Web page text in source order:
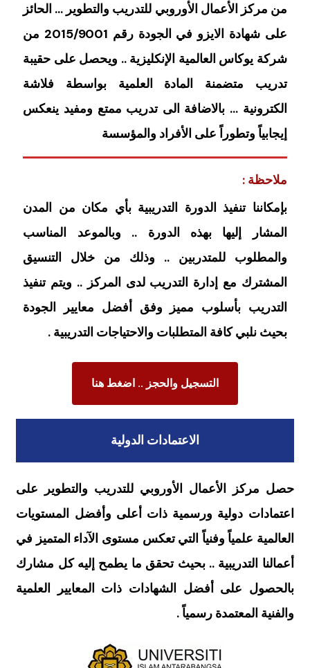
من مركز الأعمال الأوروبي للتدريب والتطوير … الحائز
على شهادة الايزو في الجودة رقم 2015/9001 من
شركة يوكاس العالمية الإنكليزية .. ويحصل على حقيبة
تدريب متضمنة المادة العلمية بواسطة فلاشة
الكترونية … بالاضافة الى تدريب ممتع ومفيد ينعكس
إيجابياً وتطوراً على الأفراد والمؤسسة
ملاحظة :
بإمكاننا تنفيذ الدورة التدريبية بأي مكان من المدن
المشار إليها بهذه الدورة .. وبالموعد المناسب
والمطلوب للمتدربين .. وذلك من خلال التنسيق
المشترك مع إدارة التدريب لدى المركز .. ويتم تنفيذ
التدريب بأسلوب مميز وفق أفضل معايير الجودة
بحيث نلبي كافة المتطلبات والاحتياجات التدريبية .
التسجيل والحجز .. اضغط هنا
الاعتمادات الدولية
حصل مركز الأعمال الأوروبي للتدريب والتطوير على
اعتمادات دولية ورسمية ذات أعلى وأفضل المستويات
العالمية علمياً وفنياً التي تعكس مستوى الآداء المتميز في
أعمالنا التدريبية .. بحيث تحقق ما يطمح إليه كل مشارك
بالحصول على أفضل الشهادات ذات المعايير العلمية
والفنية المعتمدة رسمياً .